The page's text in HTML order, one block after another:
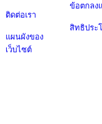
ติดต่อเรา
แผนผังของ
เว็บไซต์
ข้อตกลง
สิทธิประ